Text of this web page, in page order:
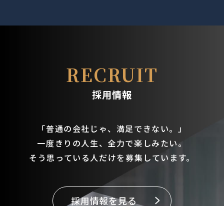
ー
RECRUIT
採用情報
「普通の会社じゃ、満足できない。」
一度きりの人生、全力で楽しみたい。
そう思っている人だけを募集しています。
採用情報を見る